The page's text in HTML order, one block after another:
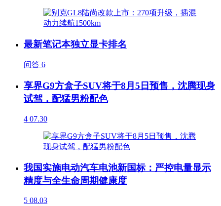
最新笔记本独立显卡排名
问答 6
享界G9方盒子SUV将于8月5日预售，沈腾现身
试驾，配猛男粉配色
4 07.30
我国实施电动汽车电池新国标：严控电量显示
精度与全生命周期健康度
5 08.03